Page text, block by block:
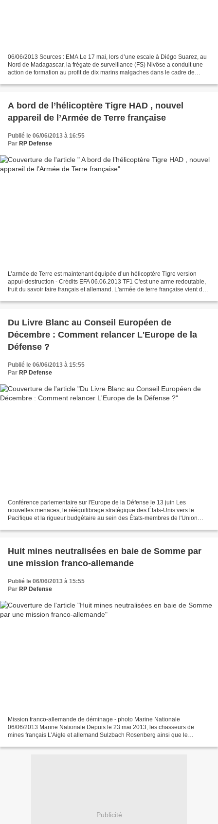
06/06/2013 Sources : EMA Le 17 mai, lors d’une escale à Diégo Suarez, au
Nord de Madagascar, la frégate de surveillance (FS) Nivôse a conduit une
action de formation au profit de dix marins malgaches dans le cadre de
A bord de l’hélicoptère Tigre HAD , nouvel
appareil de l’Armée de Terre française
Publié le 06/06/2013 à 16:55
Par RP Defense
L’armée de Terre est maintenant équipée d’un hélicoptère Tigre version
appui-destruction - Crédits EFA 06.06.2013 TF1 C'est une arme redoutable,
fruit du savoir faire français et allemand. L'armée de terre française vient de
Du Livre Blanc au Conseil Européen de
Décembre : Comment relancer L'Europe de la
Défense ?
Publié le 06/06/2013 à 15:55
Par RP Defense
Conférence parlementaire sur l'Europe de la Défense le 13 juin Les
nouvelles menaces, le rééquilibrage stratégique des États-Unis vers le
Pacifique et la rigueur budgétaire au sein des États-membres de l'Union
Huit mines neutralisées en baie de Somme par
une mission franco-allemande
Publié le 06/06/2013 à 15:55
Par RP Defense
Mission franco-allemande de déminage - photo Marine Nationale
06/06/2013 Marine Nationale Depuis le 23 mai 2013, les chasseurs de
mines français L’Aigle et allemand Sulzbach Rosenberg ainsi que le
Publicité